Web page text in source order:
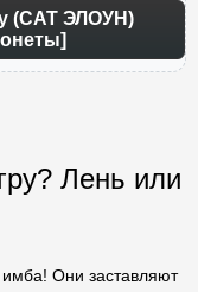
(САТ ЭЛОУН)
Лень или
имба! Они заставляют